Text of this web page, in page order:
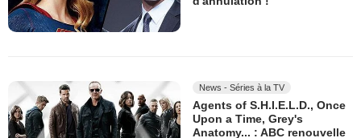
News - Séries à la TV
Agents of S.H.I.E.L.D., Once
Upon a Time, Grey's
Anatomy... : ABC renouvelle